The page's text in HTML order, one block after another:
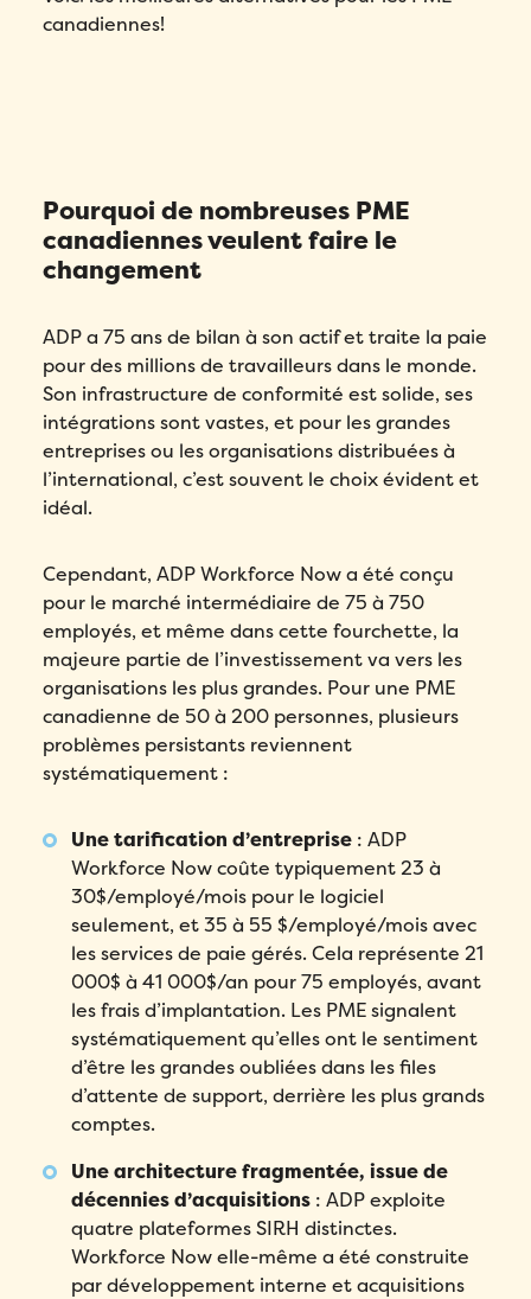
canadiennes!
Pourquoi de nombreuses PME
canadiennes veulent faire le
changement
ADP a 75 ans de bilan à son actif et traite la paie
pour des millions de travailleurs dans le monde.
Son infrastructure de conformité est solide, ses
intégrations sont vastes, et pour les grandes
entreprises ou les organisations distribuées à
l’international, c’est souvent le choix évident et
idéal.
Cependant, ADP Workforce Now a été conçu
pour le marché intermédiaire de 75 à 750
employés, et même dans cette fourchette, la
majeure partie de l’investissement va vers les
organisations les plus grandes. Pour une PME
canadienne de 50 à 200 personnes, plusieurs
problèmes persistants reviennent
systématiquement :
Une tarification d’entreprise : ADP
Workforce Now coûte typiquement 23 à
30$/employé/mois pour le logiciel
seulement, et 35 à 55 $/employé/mois avec
les services de paie gérés. Cela représente 21
000$ à 41 000$/an pour 75 employés, avant
les frais d’implantation. Les PME signalent
systématiquement qu’elles ont le sentiment
d’être les grandes oubliées dans les files
d’attente de support, derrière les plus grands
comptes.
Une architecture fragmentée, issue de
décennies d’acquisitions : ADP exploite
quatre plateformes SIRH distinctes.
Workforce Now elle-même a été construite
par développement interne et acquisitions